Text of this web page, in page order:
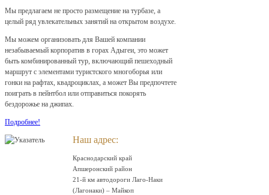
Мы предлагаем не просто размещение на турбазе, а
целый ряд увлекательных занятий на открытом воздухе.
Мы можем организовать для Вашей компании
незабываемый корпоратив в горах Адыгеи, это может
быть комбинированный тур, включающий пешеходный
маршрут с элементами туристского многоборья или
гонки на рафтах, квадроциклах, а может Вы предпочтете
поиграть в пейнтбол или отправиться покорять
бездорожье на джипах.
Подробнее!
Наш адрес:
Краснодарский край
Апшеронский район
21-й км автодороги Лаго-Наки
(Лагонаки) – Майкоп